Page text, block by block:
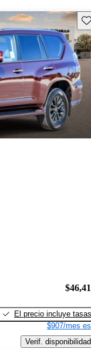
El precio incluye tasas
$907/mes
Verif. disponibilidad